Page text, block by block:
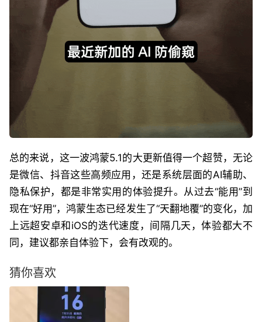
总的来说，这一波鸿蒙5.1的大更新值得一个超赞，无论
是微信、抖音这些高频应用，还是系统层面的AI辅助、
隐私保护，都是非常实用的体验提升。从过去“能用”到
现在“好用”，鸿蒙生态已经发生了“天翻地覆”的变化，加
上远超安卓和iOS的迭代速度，间隔几天，体验都大不
同，建议都亲自体验下，会有改观的。
猜你喜欢